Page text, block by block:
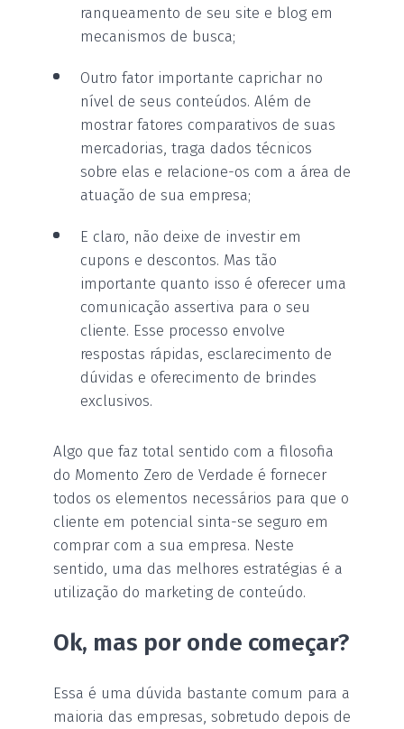
ranqueamento de seu site e blog em
mecanismos de busca;
Outro fator importante caprichar no
nível de seus conteúdos. Além de
mostrar fatores comparativos de suas
mercadorias, traga dados técnicos
sobre elas e relacione-os com a área de
atuação de sua empresa;
E claro, não deixe de investir em
cupons e descontos. Mas tão
importante quanto isso é oferecer uma
comunicação assertiva para o seu
cliente. Esse processo envolve
respostas rápidas, esclarecimento de
dúvidas e oferecimento de brindes
exclusivos.
Algo que faz total sentido com a filosofia
do Momento Zero de Verdade é fornecer
todos os elementos necessários para que o
cliente em potencial sinta-se seguro em
comprar com a sua empresa. Neste
sentido, uma das melhores estratégias é a
utilização do marketing de conteúdo.
Ok, mas por onde começar?
Essa é uma dúvida bastante comum para a
maioria das empresas, sobretudo depois de